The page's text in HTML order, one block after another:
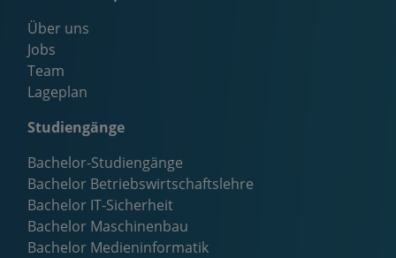
Über uns
Jobs
Team
Lageplan
Studiengänge
Bachelor-Studiengänge
Bachelor Betriebswirtschaftslehre
Bachelor IT-Sicherheit
Bachelor Maschinenbau
Bachelor Medieninformatik